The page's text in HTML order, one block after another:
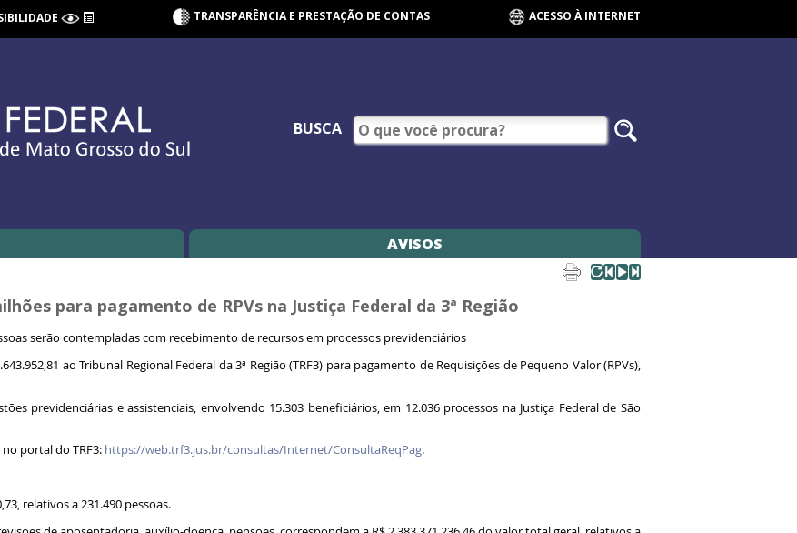
TRANSPARÊNCIA E PRESTAÇÃO DE CONTAS ACESSO À INTERNET
BUSCA
AVISOS
para pagamento de RPVs na Justiça Federal da 3ª Região
serão contempladas com recebimento de recursos em processos previdenciários
ao Tribunal Regional Federal da 3ª Região (TRF3) para pagamento de Requisições de Pequeno Valor (RPVs),
previdenciárias e assistenciais, envolvendo 15.303 beneficiários, em 12.036 processos na Justiça Federal de São
portal do TRF3: https://web.trf3.jus.br/consultas/Internet/ConsultaReqPag.
relativos a 231.490 pessoas.